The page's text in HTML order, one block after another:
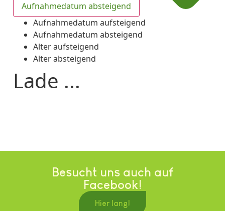
Aufnahmedatum absteigend
Aufnahmedatum aufsteigend
Aufnahmedatum absteigend
Alter aufsteigend
Alter absteigend
Lade ...
Besucht uns auch auf
Facebook!
Hier lang!